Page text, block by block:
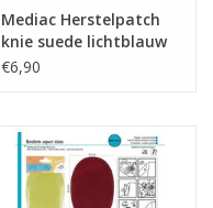
Mediac Herstelpatch
knie suede lichtblauw
2st.
€6,90